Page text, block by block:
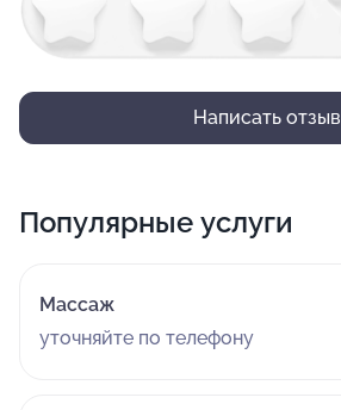
Написать отзыв
Популярные услуги
Массаж
уточняйте по телефону